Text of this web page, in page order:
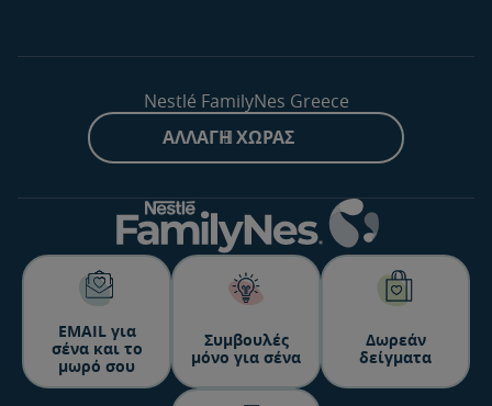
Nestlé FamilyNes Greece
ΑΛΛΑΓΉ ΧΏΡΑΣ
ΕΜΑΙL για
σένα και το
μωρό σου
Συμβουλές
μόνο για σένα
Δωρεάν
δείγματα